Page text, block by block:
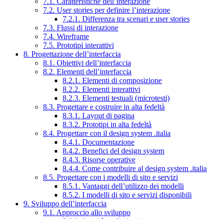
7.2. User stories per definire l’interazione
7.2.1. Differenza tra scenari e user stories
7.3. Flussi di interazione
7.4. Wireframe
7.5. Prototipi interattivi
8. Progettazione dell’interfaccia
8.1. Obiettivi dell’interfaccia
8.2. Elementi dell’interfaccia
8.2.1. Elementi di composizione
8.2.2. Elementi interattivi
8.2.3. Elementi testuali (microtesti)
8.3. Progettare e costruire in alta fedeltà
8.3.1. Layout di pagina
8.3.2. Prototipi in alta fedeltà
8.4. Progettare con il design system .italia
8.4.1. Documentazione
8.4.2. Benefici del design system
8.4.3. Risorse operative
8.4.4. Come contribuire al design system .italia
8.5. Progettare con i modelli di sito e servizi
8.5.1. Vantaggi dell’utilizzo dei modelli
8.5.2. I modelli di sito e servizi disponibili
9. Sviluppo dell’interfaccia
9.1. Approccio allo sviluppo